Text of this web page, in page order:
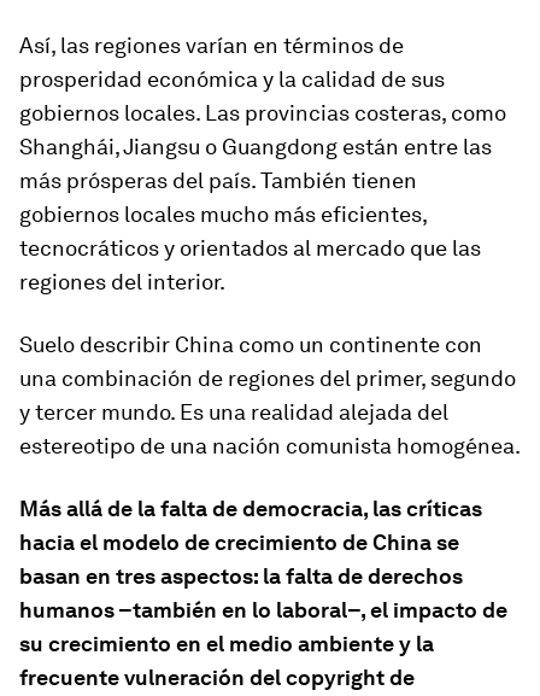
Así, las regiones varían en términos de
prosperidad económica y la calidad de sus
gobiernos locales. Las provincias costeras, como
Shanghái, Jiangsu o Guangdong están entre las
más prósperas del país. También tienen
gobiernos locales mucho más eficientes,
tecnocráticos y orientados al mercado que las
regiones del interior.
Suelo describir China como un continente con
una combinación de regiones del primer, segundo
y tercer mundo. Es una realidad alejada del
estereotipo de una nación comunista homogénea.
Más allá de la falta de democracia, las críticas
hacia el modelo de crecimiento de China se
basan en tres aspectos: la falta de derechos
humanos –también en lo laboral–, el impacto de
su crecimiento en el medio ambiente y la
frecuente vulneración delcopyrightde